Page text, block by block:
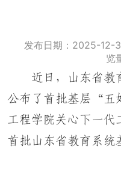
发布日期：2025-12-
览
近日，山东省教
公布了首批基层“五
工程学院关心下一代
首批山东省教育系